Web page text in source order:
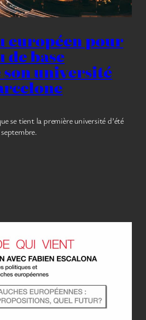
européen pour
de base
université
se tient la première université d’été